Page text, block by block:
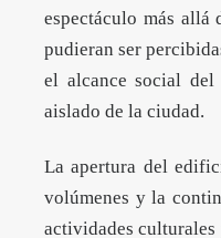
espectáculo más allá
pudieran ser
el alcance social
aislado de la ciudad.
La apertura del
volúmenes y la
actividades